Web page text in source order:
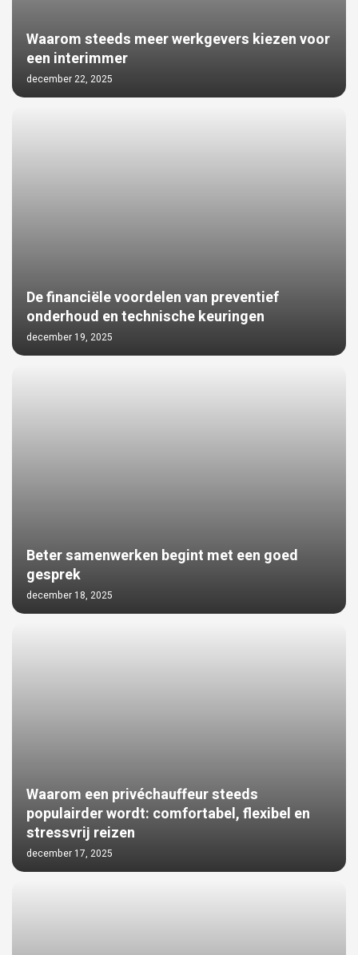
Waarom steeds meer werkgevers kiezen voor
een interimmer
december 22, 2025
De financiële voordelen van preventief
onderhoud en technische keuringen
december 19, 2025
Beter samenwerken begint met een goed
gesprek
december 18, 2025
Waarom een privéchauffeur steeds
populairder wordt: comfortabel, flexibel en
stressvrij reizen
december 17, 2025